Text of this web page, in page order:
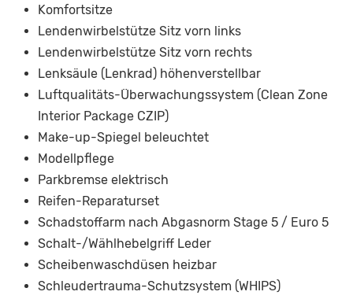
Komfortsitze
Lendenwirbelstütze Sitz vorn links
Lendenwirbelstütze Sitz vorn rechts
Lenksäule (Lenkrad) höhenverstellbar
Luftqualitäts-Überwachungssystem (Clean Zone
Interior Package CZIP)
Make-up-Spiegel beleuchtet
Modellpflege
Parkbremse elektrisch
Reifen-Reparaturset
Schadstoffarm nach Abgasnorm Stage 5 / Euro 5
Schalt-/Wählhebelgriff Leder
Scheibenwaschdüsen heizbar
Schleudertrauma-Schutzsystem (WHIPS)